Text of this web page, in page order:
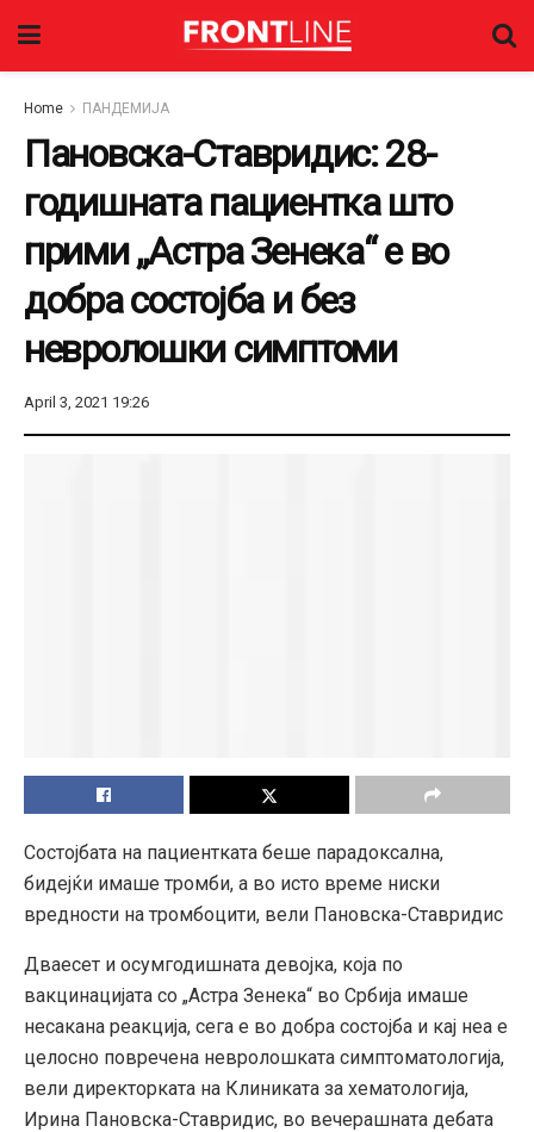
Home ПАНДЕМИЈА
Пановска-Ставридис: 28-
годишната пациентка што
прими „Астра Зенека“ е во
добра состојба и без
невролошки симптоми
April 3, 2021 19:26
Состојбата на пациентката беше парадоксална,
бидејќи имаше тромби, а во исто време ниски
вредности на тромбоцити, вели Пановска-Ставридис
Дваесет и осумгодишната девојка, која по
вакцинацијата со „Астра Зенека“ во Србија имаше
несакана реакција, сега е во добра состојба и кај неа е
целосно повречена невролошката симптоматологија,
вели директорката на Клиниката за хематологија,
Ирина Пановска-Ставридис, во вечерашната дебата